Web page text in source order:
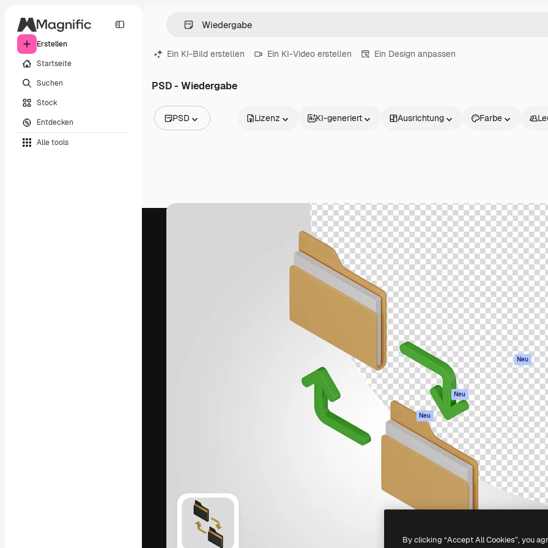
Erstellen
Startseite
Suchen
Stock
Entdecken
Alle tools
Ein KI-Bild erstellen Ein KI-Video erstellen Ein Design anpassen
PSD - Wiedergabe
PSD
Videos
Lizenz KI-generiert Ausrichtung Farbe
Die kreative Plattform, um deine beste
Arbeit zu verwirklichen. Mehr als 1 Million
Abonnenten unter Kreativen, Unternehmen,
Agenturen und Studios.
Produkte
Spaces
KI-Assistent
KI-Bildgenerator
KI-Videogenerator
KI-
Stimmengenerator
Stock-Inhalte
MCP für
Claude/ChatGPT
Neu
Agenten Neu
API
Mobile App
Alle Magnific-Tools
Loslegen
Academy
Dokumentation
Support
AGB
Originale Neu
Cookie-Richtlinie
Partner
Unternehmen
Copyright © 2010- Alle Rechte vorbehalten
By clicking “Accept All Cookies”, you